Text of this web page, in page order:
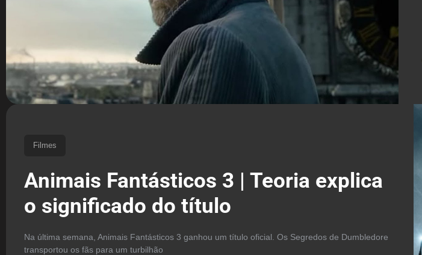
Filmes
Animais Fantásticos 3 | Teoria explica
o significado do título
Na última semana, Animais Fantásticos 3 ganhou um título oficial. Os Segredos de Dumbledore
transportou os fãs para um turbilhão